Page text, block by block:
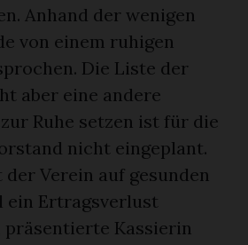
Anhand der wenigen
von einem ruhigen
Die Liste der
aber eine andere
Ruhe setzen ist für die
nicht eingeplant.
Verein auf gesunden
ein Ertragsverlust
Kassierin